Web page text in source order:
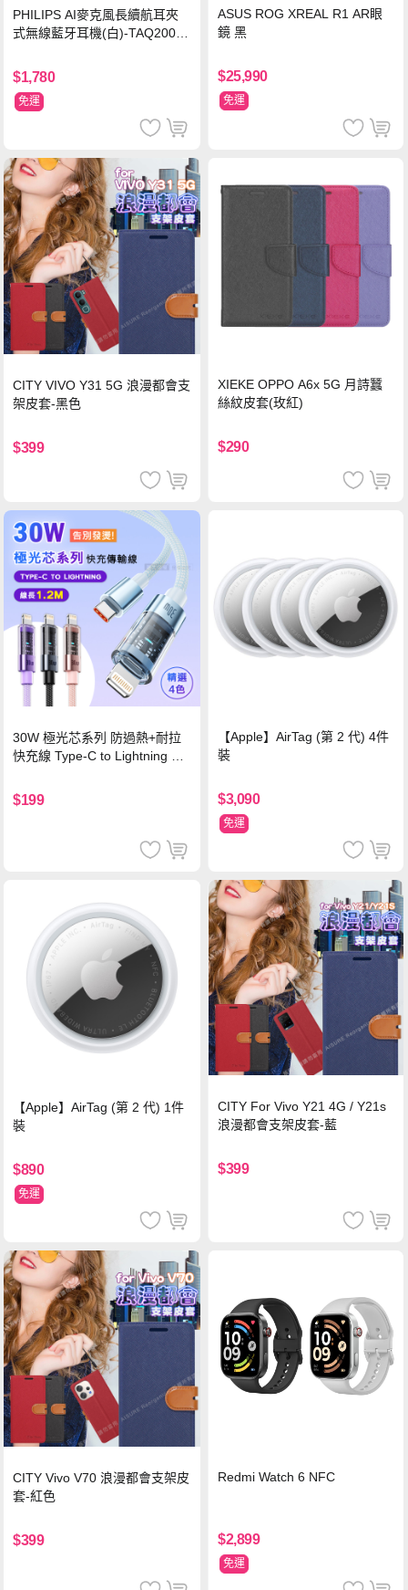
PHILIPS AI麥克風長續航耳夾
式無線藍牙耳機(白)-TAQ2000
$1,780
免運
ASUS ROG XREAL R1 AR眼
鏡 黑
$25,990
免運
CITY VIVO Y31 5G 浪漫都會支
架皮套-黑色
$399
XIEKE OPPO A6x 5G 月詩蠶
絲紋皮套(玫紅)
$290
30W 極光芯系列 防過熱+耐拉
快充線 Type-C to Lightning 傳
$199
【Apple】AirTag (第 2 代) 4件
裝
$3,090
免運
【Apple】AirTag (第 2 代) 1件
裝
$890
免運
CITY For Vivo Y21 4G / Y21s
浪漫都會支架皮套-藍
$399
CITY Vivo V70 浪漫都會支架皮
套-紅色
$399
Redmi Watch 6 NFC
$2,899
免運